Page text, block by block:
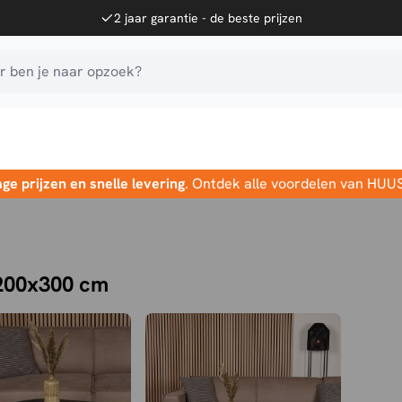
2 jaar garantie - de beste prijzen
ben je naar opzoek?
prijzen en snelle levering. Ontdek alle voordelen van
cm